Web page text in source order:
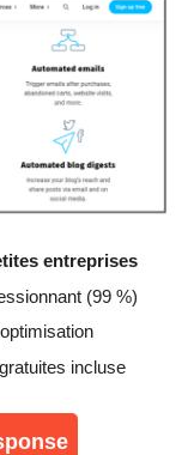
entreprises
(99 %)
incluse